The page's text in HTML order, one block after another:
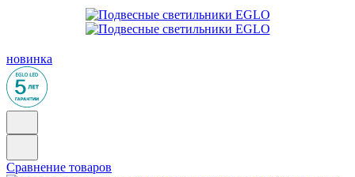
новинка
Сравнение товаров